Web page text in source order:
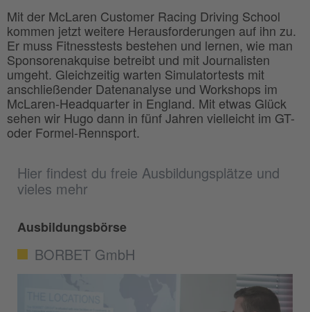
Hier findest du freie Ausbildungsplätze und
vieles mehr
Ausbildungsbörse
BORBET GmbH
Mit der McLaren Customer Racing Driving School
kommen jetzt weitere Herausforderungen auf ihn zu.
Er muss Fitnesstests bestehen und lernen, wie man
Sponsorenakquise betreibt und mit Journalisten
umgeht. Gleichzeitig warten Simulatortests mit
anschließender Datenanalyse und Workshops im
McLaren-Headquarter in England. Mit etwas Glück
sehen wir Hugo dann in fünf Jahren vielleicht im GT-
oder Formel-Rennsport.